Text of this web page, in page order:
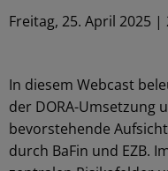
Freitag, 25. April 2025 |
In diesem Webcast
der DORA-Umsetzung
bevorstehende
durch BaFin und EZB.